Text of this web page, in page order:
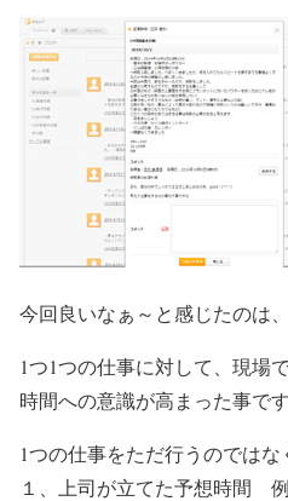
今回良いなぁ～と感じたのは、
1つ1つの仕事に対して、現場
時間への意識が高まった事です
1つの仕事をただ行うのではな
１、上司が立てた予想時間